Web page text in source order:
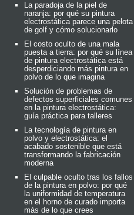
La paradoja de la piel de
naranja: por qué su pintura
electrostática parece una pelota
de golf y cómo solucionarlo
El costo oculto de una mala
puesta a tierra: por qué su línea
de pintura electrostática está
desperdiciando más pintura en
polvo de lo que imagina
Solución de problemas de
defectos superficiales comunes
en la pintura electrostática:
guía práctica para talleres
La tecnología de pintura en
polvo y electrostática: el
acabado sostenible que está
transformando la fabricación
moderna
El culpable oculto tras los fallos
de la pintura en polvo: por qué
la uniformidad de temperatura
en el horno de curado importa
más de lo que crees